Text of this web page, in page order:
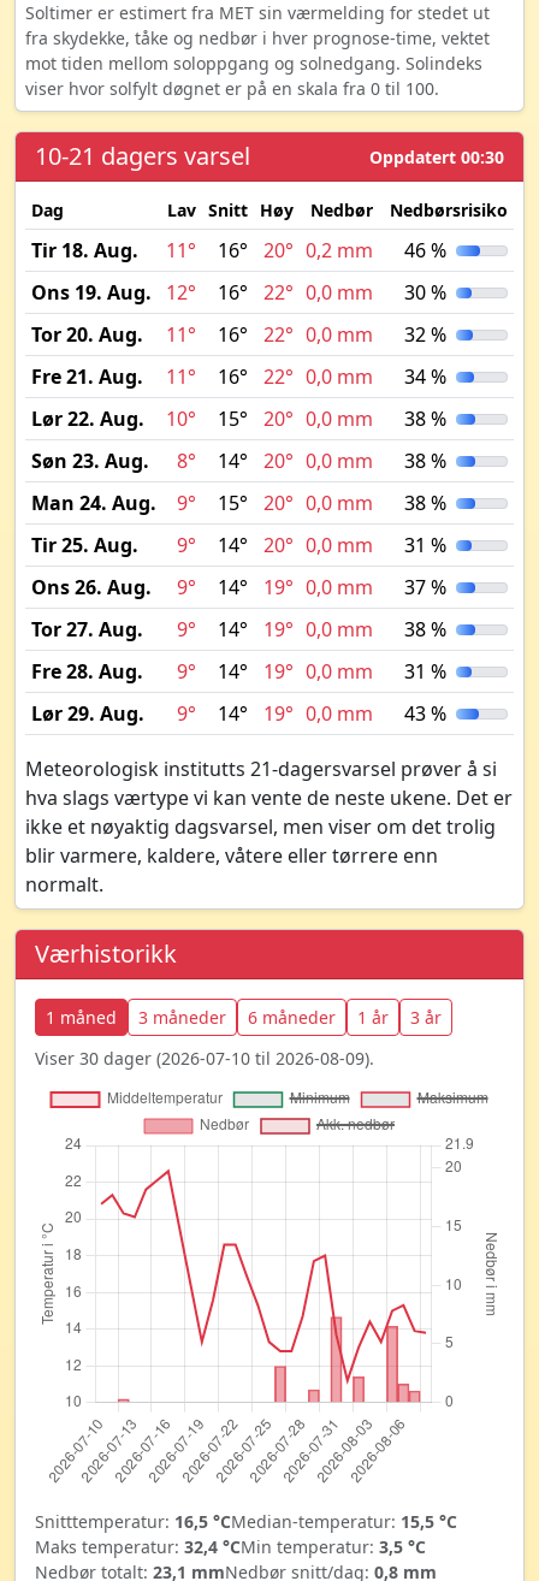
Soltimer er estimert fra MET sin værmelding for stedet ut
fra skydekke, tåke og nedbør i hver prognose-time, vektet
mot tiden mellom soloppgang og solnedgang. Solindeks
viser hvor solfylt døgnet er på en skala fra 0 til 100.
10-21 dagers varsel Oppdatert 00:30
Dag Lav Snitt Høy Nedbør Nedbørsrisiko
Tir 18. Aug. 11° 16° 20° 0,2 mm
46 %
Ons 19. Aug.
12° 16° 22° 0,0 mm
30 %
Tor 20. Aug.
11° 16° 22° 0,0 mm
32 %
Fre 21. Aug.
11° 16° 22° 0,0 mm
34 %
Lør 22. Aug.
10° 15° 20° 0,0 mm
38 %
Søn 23. Aug.
8° 14° 20° 0,0 mm
38 %
Man 24. Aug.
9° 15° 20° 0,0 mm
38 %
Tir 25. Aug.
9° 14° 20° 0,0 mm
31 %
Ons 26. Aug.
9° 14° 19° 0,0 mm
37 %
Tor 27. Aug.
9° 14° 19° 0,0 mm
38 %
Fre 28. Aug.
9° 14° 19° 0,0 mm
31 %
Lør 29. Aug.
9° 14° 19° 0,0 mm 43 %
Meteorologisk institutts 21-dagersvarsel prøver å si
hva slags værtype vi kan vente de neste ukene. Det er
ikke et nøyaktig dagsvarsel, men viser om det trolig
blir varmere, kaldere, våtere eller tørrere enn
normalt.
Værhistorikk
1 måned 3 måneder 6 måneder 1 år
3 år
Viser 30 dager (2026-07-10 til 2026-08-09).
Snitttemperatur: 16,5 °CMedian-temperatur: 15,5 °C
Maks temperatur: 32,4 °CMin temperatur: 3,5 °C
Nedbør totalt: 23,1 mmNedbør snitt/dag: 0,8 mm